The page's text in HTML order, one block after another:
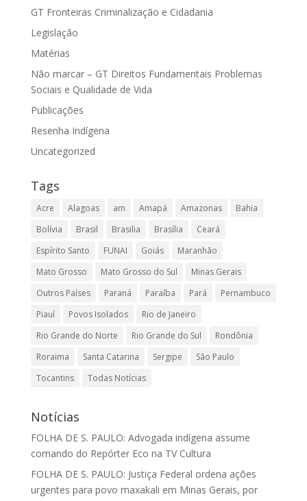
GT Fronteiras Criminalização e Cidadania
Legislação
Matérias
Não marcar – GT Direitos Fundamentais Problemas
Sociais e Qualidade de Vida
Publicações
Resenha Indígena
Uncategorized
Tags
Acre Alagoas am Amapá Amazonas
Bahia
Bolívia
Brasil Brasilia Brasília
Ceará
Espírito Santo
FUNAI Goiás
Maranhão
Mato Grosso
Mato Grosso do Sul
Minas Gerais
Outros Países
Paraná Paraíba Pará
Pernambuco
Piauí
Povos Isolados
Rio de Janeiro
Rio Grande do Norte
Rio Grande do Sul
Rondônia
Roraima
Santa Catarina Sergipe
São Paulo
Tocantins
Todas Notícias
Notícias
FOLHA DE S. PAULO: Advogada indígena assume
comando do Repórter Eco na TV Cultura
FOLHA DE S. PAULO: Justiça Federal ordena ações
urgentes para povo maxakali em Minas Gerais, por